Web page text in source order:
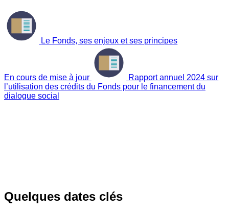
Le Fonds, ses enjeux et ses principes
En cours de mise à jour
Rapport annuel 2024 sur
l’utilisation des crédits du Fonds pour le financement du
dialogue social
Quelques dates clés